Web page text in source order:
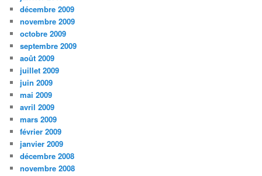
décembre 2009
novembre 2009
octobre 2009
septembre 2009
août 2009
juillet 2009
juin 2009
mai 2009
avril 2009
mars 2009
février 2009
janvier 2009
décembre 2008
novembre 2008